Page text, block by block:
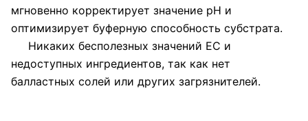
мгновенно корректирует значение pH и
оптимизирует буферную способность субстрата.
Никаких бесполезных значений EC и
недоступных ингредиентов, так как нет
балластных солей или других загрязнителей.